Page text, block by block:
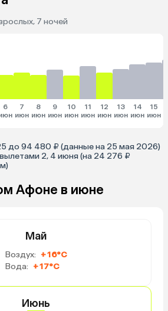
7 ночей
6
7
июн
8
июн
9
июн
10
июн
11
июн
12
июн
13
июн
14
июн
15
июн
до 94 480 ₽ (данные на 25 мая 2026)
2, 4 июня (на 24 276 ₽
Афоне в июне
Май
Воздух: +16°C
Вода: +17°C
Июнь